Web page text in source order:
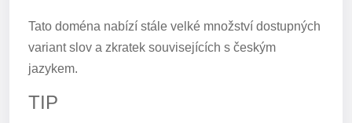
Tato doména nabízí stále velké množství dostupných
variant slov a zkratek souvisejících s českým
jazykem.
TIP